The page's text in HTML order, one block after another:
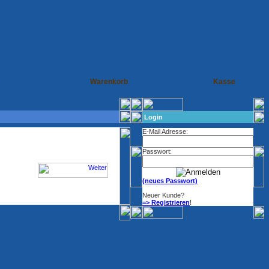
Warenkorb Kasse
Login
E-Mail Adresse:
Passwort:
(neues Passwort)
Neuer Kunde?
=> Registrieren!